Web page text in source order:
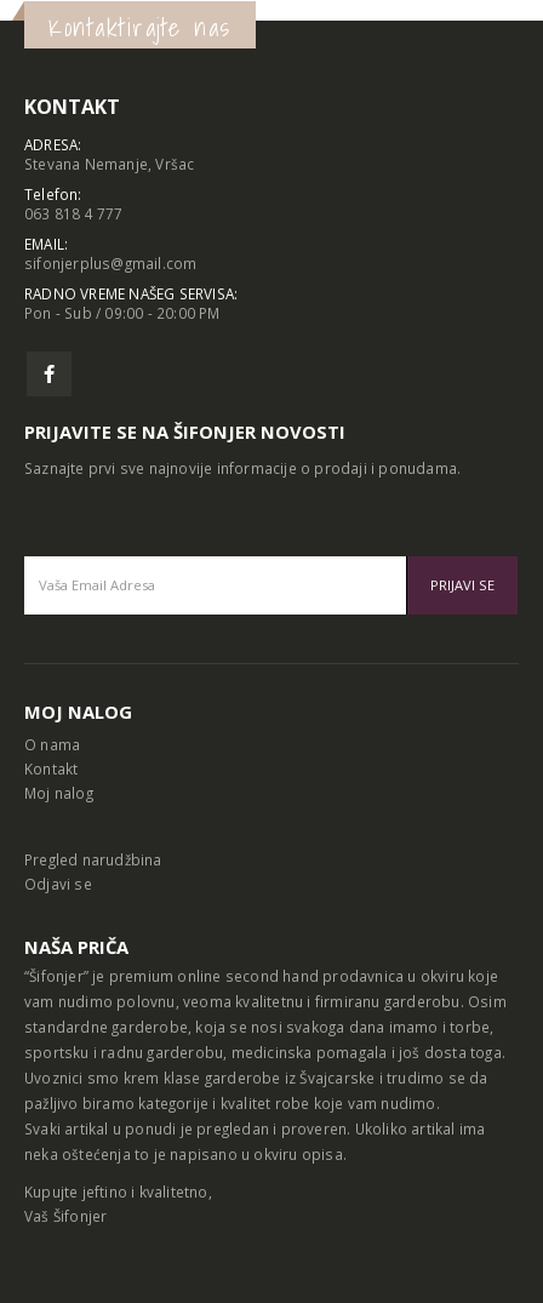
Kontaktirajte nas
KONTAKT
ADRESA:
Stevana Nemanje, Vršac
Telefon:
063 818 4 777
EMAIL:
sifonjerplus@gmail.com
RADNO VREME NAŠEG SERVISA:
Pon - Sub / 09:00 - 20:00 PM
PRIJAVITE SE NA ŠIFONJER NOVOSTI
Saznajte prvi sve najnovije informacije o prodaji i ponudama.
MOJ NALOG
O nama
Kontakt
Moj nalog
Pregled narudžbina
Odjavi se
NAŠA PRIČA
“Šifonjer” je premium online second hand prodavnica u okviru koje
vam nudimo polovnu, veoma kvalitetnu i firmiranu garderobu. Osim
standardne garderobe, koja se nosi svakoga dana imamo i torbe,
sportsku i radnu garderobu, medicinska pomagala i još dosta toga.
Uvoznici smo krem klase garderobe iz Švajcarske i trudimo se da
pažljivo biramo kategorije i kvalitet robe koje vam nudimo.
Svaki artikal u ponudi je pregledan i proveren. Ukoliko artikal ima
neka oštećenja to je napisano u okviru opisa.
Kupujte jeftino i kvalitetno,
Vaš Šifonjer